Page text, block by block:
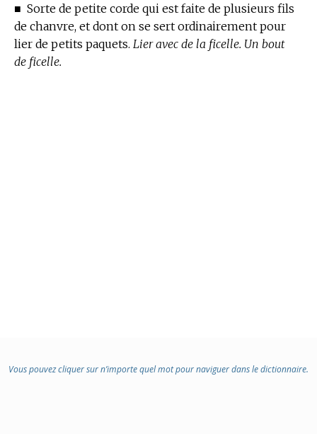
■ Sorte de petite corde qui est faite de plusieurs fils
de chanvre, et dont on se sert ordinairement pour
lier de petits paquets. Lier avec de la ficelle. Un bout
de ficelle.
Vous pouvez cliquer sur n’importe quel mot pour naviguer dans le dictionnaire.